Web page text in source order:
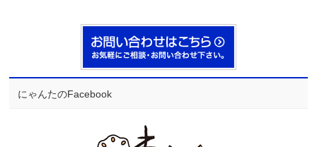
にゃんたのFacebook